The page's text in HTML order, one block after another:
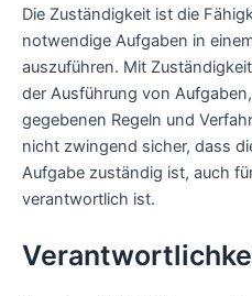
Die Zuständigkeit ist die
notwendige Aufgaben in
auszuführen. Mit
der Ausführung von
gegebenen Regeln und
nicht zwingend sicher, dass
Aufgabe zuständig ist, auch
verantwortlich ist.